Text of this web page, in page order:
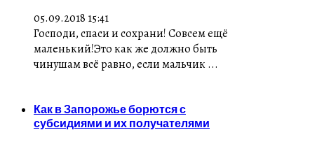
05.09.2018 15:41
Господи, спаси и сохрани! Совсем ещё
маленький!Это как же должно быть
чинушам всё равно, если мальчик ...
Как в Запорожье борются с
субсидиями и их получателями